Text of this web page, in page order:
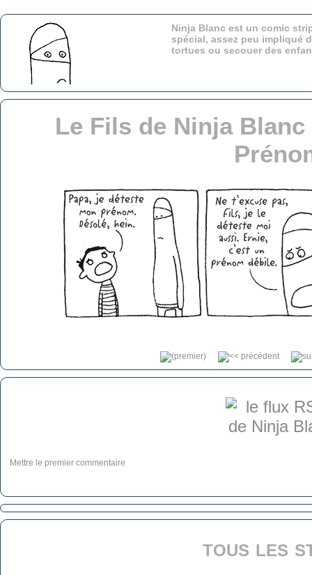
Ninja Blanc est un comic
spécial, assez peu impliqué
tortues ou secouer des
Le Fils de Ninja
Mettre le premier commentaire
tous les